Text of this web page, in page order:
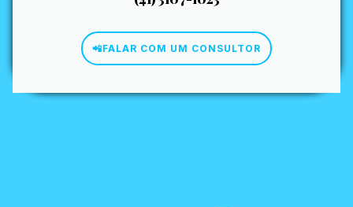
📲FALAR COM UM CONSULTOR